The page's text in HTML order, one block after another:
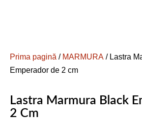
Prima pagină / MARMURA / Lastra
Emperador de 2 cm
Lastra Marmura Black
2 Cm